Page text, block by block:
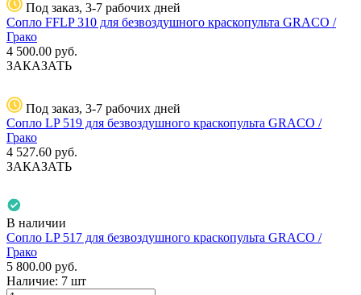
Под заказ, 3-7 рабочих дней
Сопло FFLP 310 для безвоздушного краскопульта GRACO /
Грако
4 500.00 руб.
ЗАКАЗАТЬ
Под заказ, 3-7 рабочих дней
Сопло LP 519 для безвоздушного краскопульта GRACO /
Грако
4 527.60 руб.
ЗАКАЗАТЬ
В наличии
Сопло LP 517 для безвоздушного краскопульта GRACO /
Грако
5 800.00 руб.
Наличие: 7 шт